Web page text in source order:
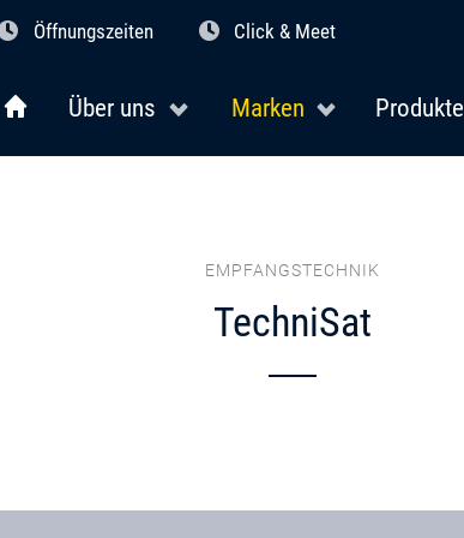
Öffnungszeiten Click & Meet
Über uns Marken Produkte
EMPFANGSTECHNIK
TechniSat